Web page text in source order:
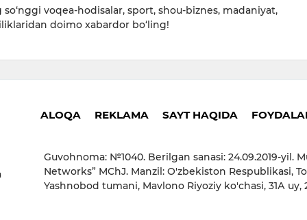
voqea-hodisalar, sport, shou-biznes, madaniyat,
doimo xabardor bo‘ling!
ALOQA REKLAMA SAYT HAQIDA
Guvohnoma: №1040. Berilgan sanasi: 24.09.2019-yil.
Networks” MChJ. Manzil: O'zbekiston Respublikasi,
Yashnobod tumani, Mavlono Riyoziy ko'chasi, 31А uy,